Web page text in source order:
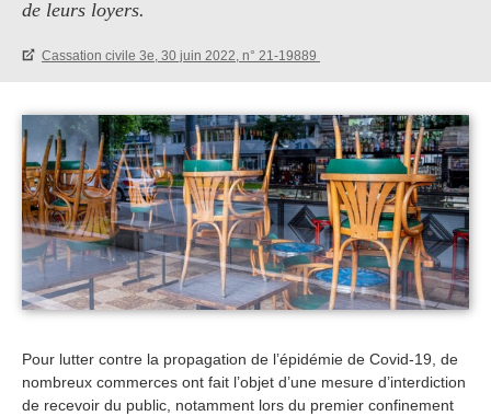
de leurs loyers.
Cassation civile 3e, 30 juin 2022, n° 21-19889
Pour lutter contre la propagation de l’épidémie de Covid-19, de
nombreux commerces ont fait l’objet d’une mesure d’interdiction
de recevoir du public, notamment lors du premier confinement